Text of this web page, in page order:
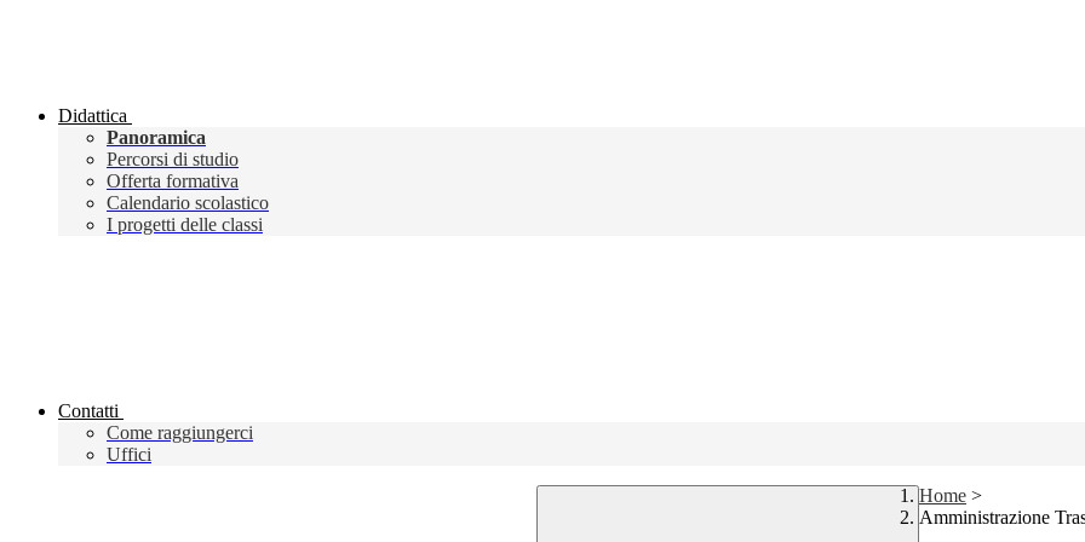
Didattica
Panoramica
Percorsi di studio
Offerta formativa
Calendario scolastico
I progetti delle classi
Contatti
Come raggiungerci
Uffici
Home >
Amministrazione